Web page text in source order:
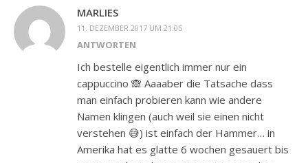
MARLIES
11. DEZEMBER 2017 UM 21:05
ANTWORTEN
Ich bestelle eigentlich immer nur ein
cappuccino 🙈 Aaaaber die Tatsache dass
man einfach probieren kann wie andere
Namen klingen (auch weil sie einen nicht
verstehen 😅) ist einfach der Hammer… in
Amerika hat es glatte 6 wochen gesauert bis